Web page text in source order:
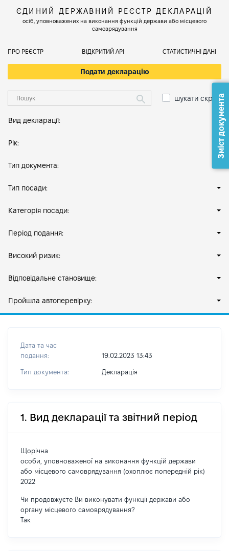
ЄДИНИЙ ДЕРЖАВНИЙ РЕЄСТР ДЕКЛАРАЦІЙ
осіб, уповноважених на виконання функцій держави або місцевого
самоврядування
ПРО РЕЄСТР ВІДКРИТИЙ АРІ СТАТИСТИЧНІ ДАНІ
Подати декларацію
шукати скрізь
Вид декларації:
Рік:
Тип документа:
Тип посади:
Категорія посади:
Період подання:
Високий ризик:
Відповідальне становище:
Пройшла автоперевірку:
Дата та час
подання:
19.02.2023 13:43
Тип документа: Декларація
1. Вид декларації та звітний період
Щорічна
особи, уповноваженої на виконання функцій держави
або місцевого самоврядування (охоплює попередній рік)
2022
Чи продовжуєте Ви виконувати функції держави або
органу місцевого самоврядування?
Так
Зміст документа